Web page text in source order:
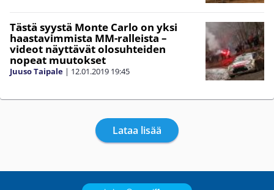
Tästä syystä Monte Carlo on yksi
haastavimmista MM-ralleista –
videot näyttävät olosuhteiden
nopeat muutokset
Juuso Taipale | 12.01.2019 19:45
Lataa lisää